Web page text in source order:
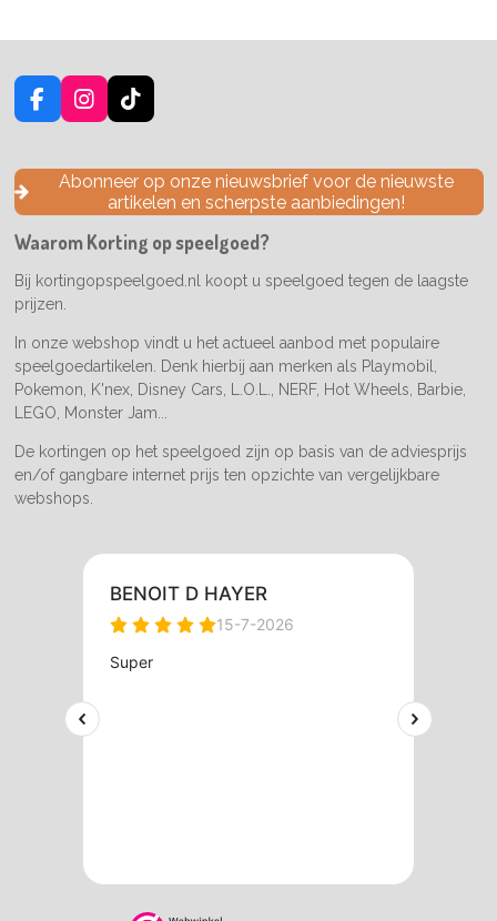
F
a
e
o
k
I
n
t
a
g
a
m
T
i
T
o
k
Abonneer op onze nieuwsbrief voor de nieuwste
artikelen en scherpste aanbiedingen!
Waarom Korting op speelgoed?
Bij kortingopspeelgoed.nl koopt u speelgoed tegen de laagste
prijzen.
In onze webshop vindt u het actueel aanbod met populaire
speelgoedartikelen. Denk hierbij aan merken als Playmobil,
Pokemon, K'nex, Disney Cars, L.O.L., NERF, Hot Wheels, Barbie,
LEGO, Monster Jam...
De kortingen op het speelgoed zijn op basis van de adviesprijs
en/of gangbare internet prijs ten opzichte van vergelijkbare
webshops.